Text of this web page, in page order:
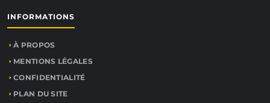
INFORMATIONS
À PROPOS
MENTIONS LÉGALES
CONFIDENTIALITÉ
PLAN DU SITE